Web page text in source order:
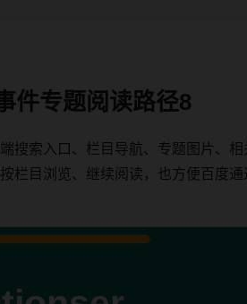
件专题阅读路径8
搜索入口、栏目导航、专题图片、
栏目浏览、继续阅读，也方便百度